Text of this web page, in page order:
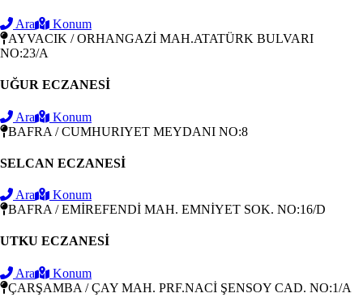
Ara
Konum
AYVACIK / ORHANGAZİ MAH.ATATÜRK BULVARI
NO:23/A
UĞUR ECZANESİ
Ara
Konum
BAFRA / CUMHURIYET MEYDANI NO:8
SELCAN ECZANESİ
Ara
Konum
BAFRA / EMİREFENDİ MAH. EMNİYET SOK. NO:16/D
UTKU ECZANESİ
Ara
Konum
ÇARŞAMBA / ÇAY MAH. PRF.NACİ ŞENSOY CAD. NO:1/A